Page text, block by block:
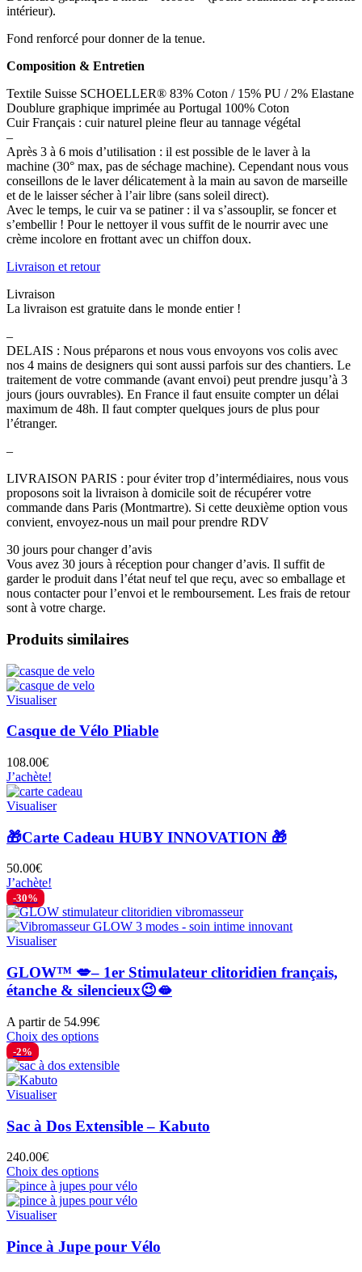
intérieur).
Fond renforcé pour donner de la tenue.
Composition & Entretien
Textile Suisse SCHOELLER® 83% Coton / 15% PU / 2% Elastane
Doublure graphique imprimée au Portugal 100% Coton
Cuir Français : cuir naturel pleine fleur au tannage végétal
–
Après 3 à 6 mois d’utilisation : il est possible de le laver à la
machine (30° max, pas de séchage machine). Cependant nous vous
conseillons de le laver délicatement à la main au savon de marseille
et de le laisser sécher à l’air libre (sans soleil direct).
Avec le temps, le cuir va se patiner : il va s’assouplir, se foncer et
s’embellir ! Pour le nettoyer il vous suffit de le nourrir avec une
crème incolore en frottant avec un chiffon doux.
Livraison et retour
Livraison
La livraison est gratuite dans le monde entier !
–
DELAIS : Nous préparons et nous vous envoyons vos colis avec
nos 4 mains de designers qui sont aussi parfois sur des chantiers. Le
traitement de votre commande (avant envoi) peut prendre jusqu’à 3
jours (jours ouvrables). En France il faut ensuite compter un délai
maximum de 48h. Il faut compter quelques jours de plus pour
l’étranger.
–
LIVRAISON PARIS : pour éviter trop d’intermédiaires, nous vous
proposons soit la livraison à domicile soit de récupérer votre
commande dans Paris (Montmartre). Si cette deuxième option vous
convient, envoyez-nous un mail pour prendre RDV
30 jours pour changer d’avis
Vous avez 30 jours à réception pour changer d’avis. Il suffit de
garder le produit dans l’état neuf tel que reçu, avec so emballage et
nous contacter pour l’envoi et le remboursement. Les frais de retour
sont à votre charge.
Produits similaires
Visualiser
Casque de Vélo Pliable
108.00€
J’achète!
Visualiser
🎁Carte Cadeau HUBY INNOVATION 🎁
50.00€
J’achète!
-30%
Visualiser
GLOW™ 💋– 1er Stimulateur clitoridien français,
étanche & silencieux😉🫦
A partir de 54.99€
Choix des optionsCe
a
options
peuvent
choisies
sur
la
page
produit
-2%
Visualiser
Sac à Dos Extensible – Kabuto
240.00€
Choix des optionsCe
produit
a
Les
options
Visualiser
Pince à Jupe pour Vélo